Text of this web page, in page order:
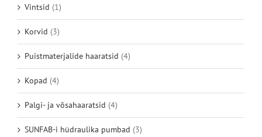
Vintsid (1)
Korvid (3)
Puistmaterjalide haaratsid (4)
Kopad (4)
Palgi- ja võsahaaratsid (4)
SUNFAB-i hüdraulika pumbad (3)